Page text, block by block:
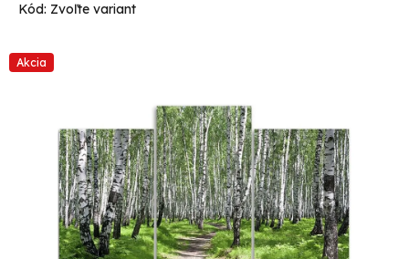
Kód: Zvoľte variant
Akcia